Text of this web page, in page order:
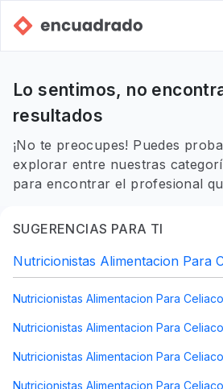
Lo sentimos, no
resultados
¡No te preocupes! Puedes
explorar entre nuestras
para encontrar el profesional
SUGERENCIAS PARA TI
Nutricionistas Alimentacion Para
Nutricionistas Alimentacion Para
Nutricionistas Alimentacion Para
Nutricionistas Alimentacion Para
Nutricionistas Alimentacion Para